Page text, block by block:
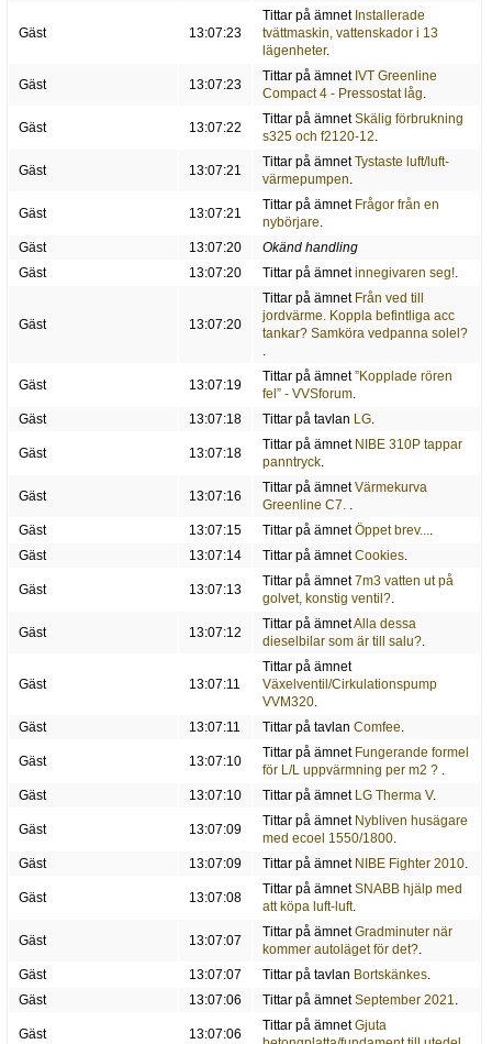
Gäst 13:07:23
Tittar på ämnet Installerade
tvättmaskin, vattenskador i 13
lägenheter.
Gäst 13:07:23
Tittar på ämnet IVT Greenline
Compact 4 - Pressostat låg.
Gäst 13:07:22
Tittar på ämnetSkälig förbrukning
s325 och f2120-12.
Gäst 13:07:21
Tittar på ämnetTystaste luft/luft-
värmepumpen.
Gäst 13:07:21
Tittar på ämnet Frågor från en
nybörjare.
Gäst
13:07:20
Okänd handling
Gäst
13:07:20 Tittar på ämnetinnegivaren seg!.
Gäst 13:07:20
Tittar på ämnet Från ved till
jordvärme. Koppla befintliga acc
tankar? Samköra vedpanna solel?
.
Gäst 13:07:19
Tittar på ämnet”Kopplade rören
fel” - VVSforum.
Gäst
13:07:18 Tittar på tavlan LG.
Gäst 13:07:18
Tittar på ämnet NIBE 310P tappar
panntryck.
Gäst 13:07:16
Tittar på ämnetVärmekurva
Greenline C7. .
Gäst
13:07:15 Tittar på ämnetÖppet brev....
Gäst
13:07:14 Tittar på ämnetCookies.
Gäst 13:07:13
Tittar på ämnet7m3 vatten ut på
golvet, konstig ventil?.
Gäst 13:07:12
Tittar på ämnetAlla dessa
dieselbilar som är till salu?.
Gäst 13:07:11
Tittar på ämnet
Växelventil/Cirkulationspump
VVM320.
Gäst
13:07:11 Tittar på tavlan Comfee.
Gäst 13:07:10
Tittar på ämnet Fungerande formel
för L/L uppvärmning per m2 ? .
Gäst
13:07:10 Tittar på ämnet LG Therma V.
Gäst 13:07:09
Tittar på ämnet Nybliven husägare
med ecoel 1550/1800.
Gäst
13:07:09 Tittar på ämnet NIBE Fighter 2010.
Gäst 13:07:08
Tittar på ämnetSNABB hjälp med
att köpa luft-luft.
Gäst 13:07:07
Tittar på ämnetGradminuter när
kommer autoläget för det?.
Gäst
13:07:07 Tittar på tavlan Bortskänkes.
Gäst
13:07:06 Tittar på ämnetSeptember 2021.
Gäst 13:07:06
Tittar på ämnetGjuta